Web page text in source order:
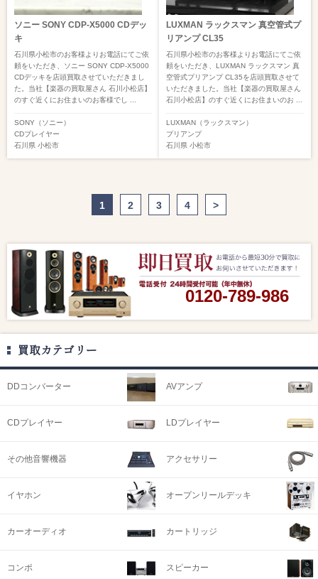
ソニー SONY CDP-X5000 CDデッ
キ
石川県小松市のお客様よりお電話にてご依
頼をいただき、ソニー SONY CDP-X5000
CDデッキを店頭買取させていただきまし
た。当社【楽器の買取屋さん 石川小松店】
のすぐ近くにお住まいのお客様でし ...
SONY（ソニー）
CDプレイヤー
石川県 小松市
LUXMAN ラックスマン 真空管式プ
リアンプ CL35
石川県小松市のお客様よりお電話にてご依
頼をいただき、LUXMAN ラックスマン 真
空管式プリアンプ CL35を店頭買取させて
いただきました。当社【楽器の買取屋さん
石川小松店】のすぐ近くにお住まいのお ...
LUXMAN（ラックスマン）
プリアンプ
石川県 小松市
1 2 3 4 >
0120-789-986
買取カテゴリー
DDコンバーター AVアンプ
CDプレイヤー LDプレイヤー
その他音響機器 アクセサリー
イヤホン オープンリールデッキ
カーオーディオ カートリッジ
コンポ スピーカー